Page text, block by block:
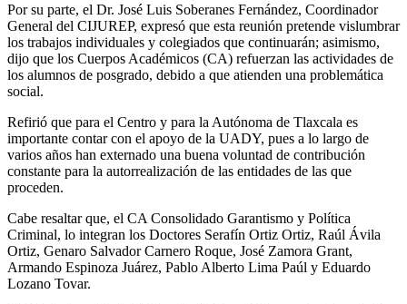
Por su parte, el Dr. José Luis Soberanes Fernández, Coordinador
General del CIJUREP, expresó que esta reunión pretende vislumbrar
los trabajos individuales y colegiados que continuarán; asimismo,
dijo que los Cuerpos Académicos (CA) refuerzan las actividades de
los alumnos de posgrado, debido a que atienden una problemática
social.
Refirió que para el Centro y para la Autónoma de Tlaxcala es
importante contar con el apoyo de la UADY, pues a lo largo de
varios años han externado una buena voluntad de contribución
constante para la autorrealización de las entidades de las que
proceden.
Cabe resaltar que, el CA Consolidado Garantismo y Política
Criminal, lo integran los Doctores Serafín Ortiz Ortiz, Raúl Ávila
Ortiz, Genaro Salvador Carnero Roque, José Zamora Grant,
Armando Espinoza Juárez, Pablo Alberto Lima Paúl y Eduardo
Lozano Tovar.